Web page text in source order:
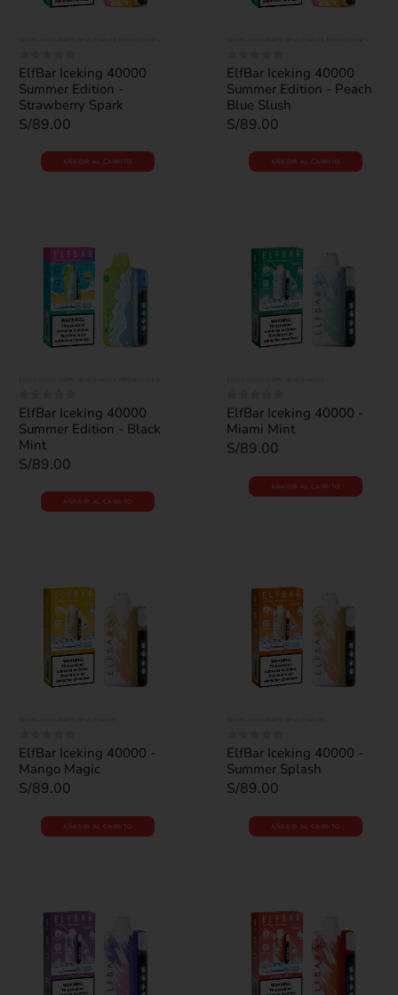
0out of 5
ElfBar Iceking 40000
Summer Edition -
Strawberry Spark
S/89.00
AÑADIR AL CARRITO
0out of 5
ElfBar Iceking 40000
Summer Edition - Peach
Blue Slush
S/89.00
AÑADIR AL CARRITO
0out of 5
ElfBar Iceking 40000
Summer Edition - Black
Mint
S/89.00
AÑADIR AL CARRITO
0out of 5
ElfBar Iceking 40000 -
Miami Mint
S/89.00
AÑADIR AL CARRITO
0out of 5
ElfBar Iceking 40000 -
Mango Magic
S/89.00
AÑADIR AL CARRITO
0out of 5
ElfBar Iceking 40000 -
Summer Splash
S/89.00
AÑADIR AL CARRITO